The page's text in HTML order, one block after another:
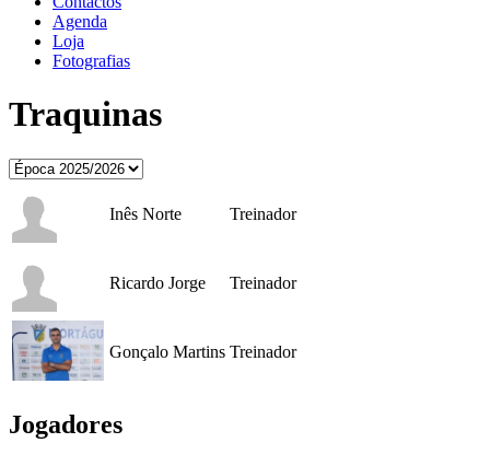
Agenda
Loja
Fotografias
Traquinas
Inês Norte Treinador
Ricardo Jorge Treinador
Gonçalo Martins Treinador
Jogadores